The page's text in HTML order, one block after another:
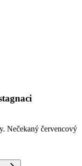
Nečekaný červencový